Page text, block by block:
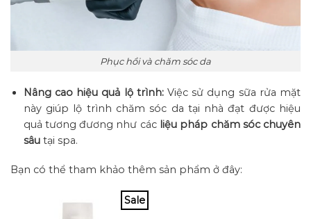
Phục hồi và chăm sóc da
Nâng cao hiệu quả lộ trình:Việc sử dụng sữa rửa mặt
này giúp lộ trình chăm sóc da tại nhà đạt được hiệu
quả tương đương như các liệu pháp chăm sóc chuyên
sâutại spa.
Bạn có thể tham khảo thêm sản phẩm ở đây:
Sale